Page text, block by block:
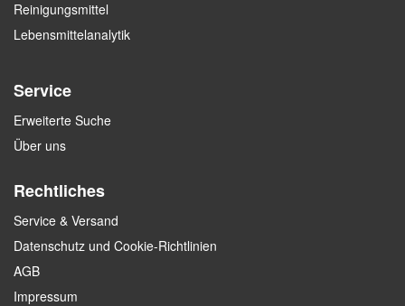
Reinigungsmittel
Lebensmittelanalytik
Service
Erweiterte Suche
Über uns
Rechtliches
Service & Versand
Datenschutz und Cookie-Richtlinien
AGB
Impressum